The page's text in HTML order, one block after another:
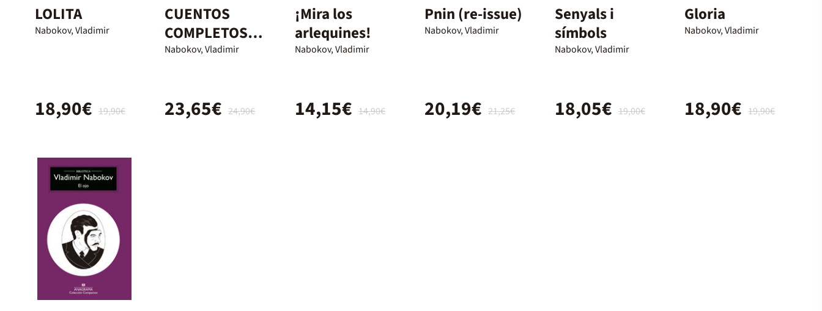
LOLITA
Nabokov, Vladimir
19,90€
18,90€
CUENTOS
COMPLETOS
VLADIMIR
Nabokov, Vladimir
24,90€
23,65€
¡Mira los
arlequines!
Nabokov, Vladimir
14,90€
14,15€
Pnin (re-issue)
Nabokov, Vladimir
21,25€
20,19€
Senyals i
símbols
Nabokov, Vladimir
19,00€
18,05€
Gloria
Nabokov, Vladimir
19,90€
18,90€